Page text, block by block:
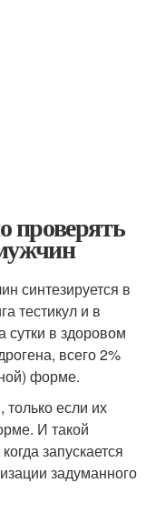
проверять
синтезируется в
тестикул и в
в здоровом
всего 2%
форме.
если их
И такой
запускается
задуманного